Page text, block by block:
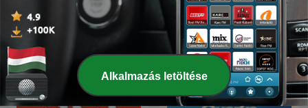
Relaxation Bird Sounds
Alkalmazás letöltése